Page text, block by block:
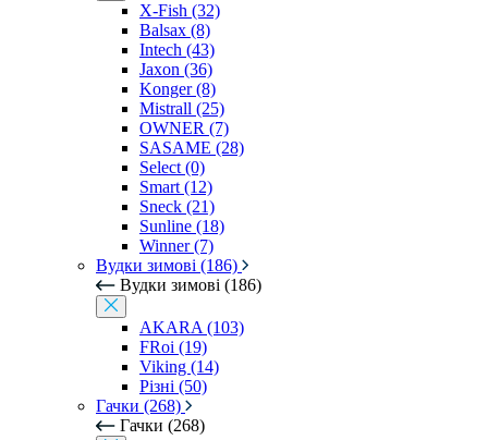
X-Fish (32)
Balsax (8)
Intech (43)
Jaxon (36)
Konger (8)
Mistrall (25)
OWNER (7)
SASAME (28)
Select (0)
Smart (12)
Sneck (21)
Sunline (18)
Winner (7)
Вудки зимові (186)
Вудки зимові (186)
AKARA (103)
FRoi (19)
Viking (14)
Різні (50)
Гачки (268)
Гачки (268)